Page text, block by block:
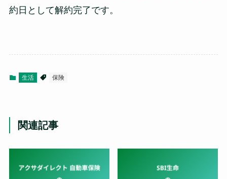
約日として解約完了です。
生活 保険
関連記事